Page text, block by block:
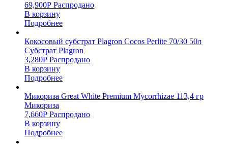
69,900Р Распродано
В корзину
Подробнее
Кокосовый субстрат Plagron Cocos Perlite 70/30 50л
Субстрат Plagron
3,280Р Распродано
В корзину
Подробнее
Микориза Great White Premium Mycorrhizae 113,4 гр
Микориза
7,660Р Распродано
В корзину
Подробнее